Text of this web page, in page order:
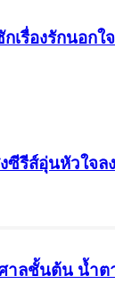
เรื่องรักนอก
งซีรีส์อุ่นหัวใ
าลชั้นต้น น้ำ